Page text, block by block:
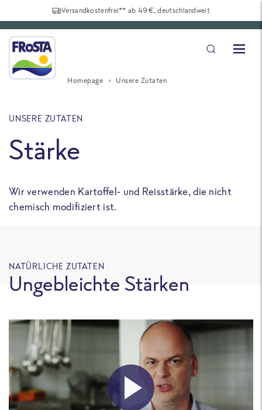
Versandkostenfrei** ab 49€, deutschlandweit
Homepage Unsere Zutaten
UNSERE ZUTATEN
Stärke
Wir verwenden Kartoffel- und Reisstärke, die nicht
chemisch modifiziert ist.
NATÜRLICHE ZUTATEN
Ungebleichte Stärken